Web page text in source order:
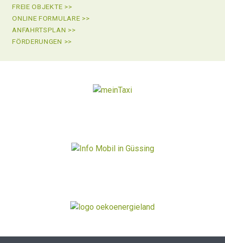
FREIE OBJEKTE >>
ONLINE FORMULARE >>
ANFAHRTSPLAN >>
FÖRDERUNGEN >>